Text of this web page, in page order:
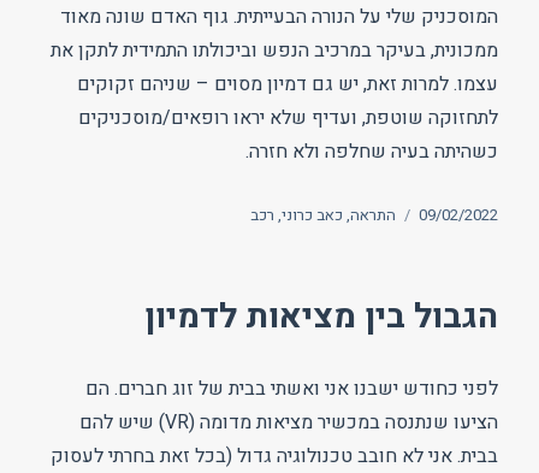
המוסכניק שלי על הנורה הבעייתית. גוף האדם שונה מאוד
ממכונית, בעיקר במרכיב הנפש וביכולתו התמידית לתקן את
עצמו. למרות זאת, יש גם דמיון מסוים – שניהם זקוקים
לתחזוקה שוטפת, ועדיף שלא יראו רופאים/מוסכניקים
כשהיתה בעיה שחלפה ולא חזרה.
פורסם
09/02/2022 תגיות
התראה, כאב כרוני, רכב
הגבול בין מציאות לדמיון
לפני כחודש ישבנו אני ואשתי בבית של זוג חברים. הם
הציעו שנתנסה במכשיר מציאות מדומה (VR) שיש להם
בבית. אני לא חובב טכנולוגיה גדול (בכל זאת בחרתי לעסוק